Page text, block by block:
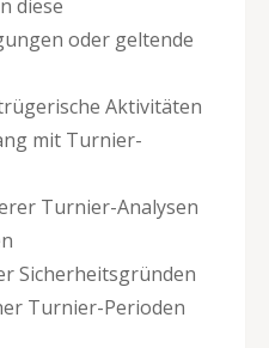
diese
oder geltende
Aktivitäten
mit Turnier-
Turnier-Analysen
Sicherheitsgründen
Turnier-Perioden